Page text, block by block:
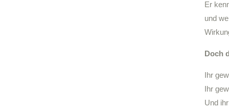
Er
und
Doch
Ihr
Ihr
Und